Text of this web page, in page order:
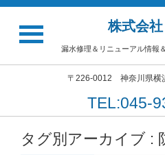
株式会
漏水修理＆リニューアル情報
〒226-0012 神奈川県横
TEL:045-
タグ別アーカイブ :